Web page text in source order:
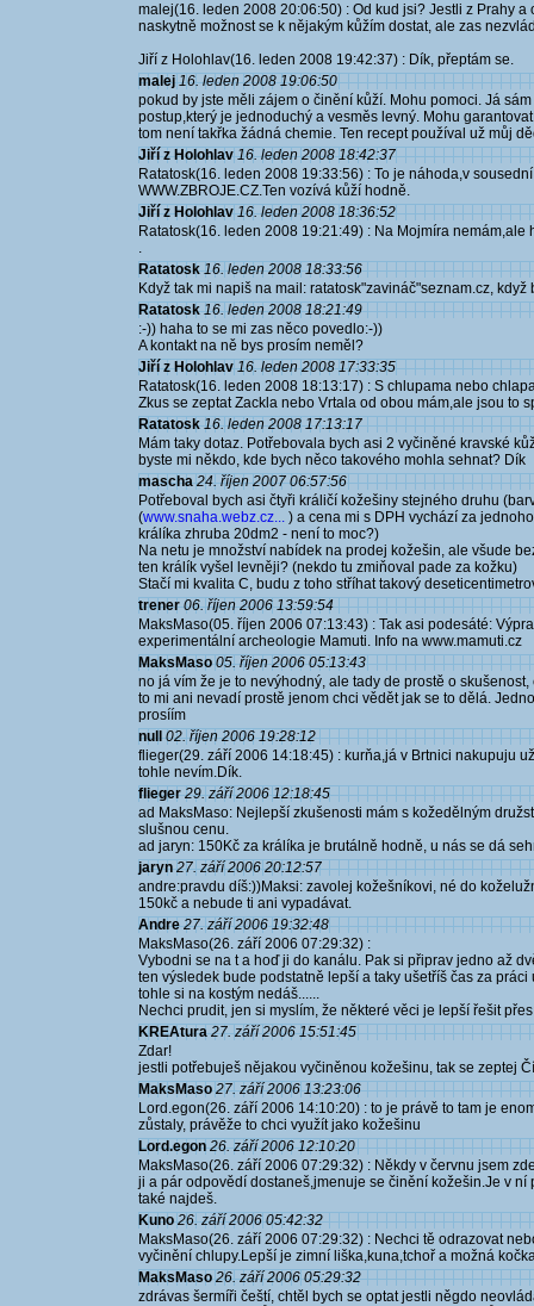
malej(16. leden 2008 20:06:50) : Od kud jsi? Jestli z Prahy
naskytně možnost se k nějakým kůžím dostat, ale zas
Jiří z Holohlav(16. leden 2008 19:42:37) : Dík, přeptám se.
malej 16. leden 2008 19:06:50
pokud by jste měli zájem o činění kůží. Mohu pomoci. Já
postup,který je jednoduchý a vesměs levný. Mohu
tom není takřka žádná chemie. Ten recept používal už můj
Jiří z Holohlav 16. leden 2008 18:42:37
Ratatosk(16. leden 2008 19:33:56) : To je náhoda,v
WWW.ZBROJE.CZ.Ten vozívá kůží hodně.
Jiří z Holohlav 16. leden 2008 18:36:52
Ratatosk(16. leden 2008 19:21:49) : Na Mojmíra
.
Ratatosk 16. leden 2008 18:33:56
Když tak mi napiš na mail: ratatosk"zavináč"seznam.cz,
Ratatosk 16. leden 2008 18:21:49
:-)) haha to se mi zas něco povedlo:-))
A kontakt na ně bys prosím neměl?
Jiří z Holohlav 16. leden 2008 17:33:35
Ratatosk(16. leden 2008 18:13:17) : S chlupama nebo
Zkus se zeptat Zackla nebo Vrtala od obou mám,ale jsou to
Ratatosk 16. leden 2008 17:13:17
Mám taky dotaz. Potřebovala bych asi 2 vyčiněné kravské
byste mi někdo, kde bych něco takového mohla sehnat? Dík
mascha 24. říjen 2007 06:57:56
Potřeboval bych asi čtyři králičí kožešiny stejného druhu
(www.snaha.webz.cz... ) a cena mi s DPH vychází za
králíka zhruba 20dm2 - není to moc?)
Na netu je množství nabídek na prodej kožešin, ale všude
ten králík vyšel levněji? (nekdo tu zmiňoval pade za kožku)
Stačí mi kvalita C, budu z toho stříhat takový
trener 06. říjen 2006 13:59:54
MaksMaso(05. říjen 2006 07:13:43) : Tak asi podesáté:
experimentální archeologie Mamuti. Info na www.mamuti.cz
MaksMaso 05. říjen 2006 05:13:43
no já vím že je to nevýhodný, ale tady de prostě o
to mi ani nevadí prostě jenom chci vědět jak se to dělá.
prosíím
null 02. říjen 2006 19:28:12
flieger(29. září 2006 14:18:45) : kurňa,já v Brtnici nakupuju
tohle nevím.Dík.
flieger 29. září 2006 12:18:45
ad MaksMaso: Nejlepší zkušenosti mám s kožedělným
slušnou cenu.
ad jaryn: 150Kč za králíka je brutálně hodně, u nás se dá
jaryn 27. září 2006 20:12:57
andre:pravdu díš:))Maksi: zavolej kožešníkovi, né do
150kč a nebude ti ani vypadávat.
Andre 27. září 2006 19:32:48
MaksMaso(26. září 2006 07:29:32) :
Vybodni se na t a hoď ji do kanálu. Pak si připrav jedno až
ten výsledek bude podstatně lepší a taky ušetříš čas za
tohle si na kostým nedáš......
Nechci prudit, jen si myslím, že některé věci je lepší řešit
KREAtura 27. září 2006 15:51:45
Zdar!
jestli potřebuješ nějakou vyčiněnou kožešinu, tak se zeptej
MaksMaso 27. září 2006 13:23:06
Lord.egon(26. září 2006 14:10:20) : to je právě to tam je
zůstaly, právěže to chci využít jako kožešinu
Lord.egon 26. září 2006 12:10:20
MaksMaso(26. září 2006 07:29:32) : Někdy v červnu jsem
ji a pár odpovědí dostaneš,jmenuje se činění kožešin.Je v
také najdeš.
Kuno 26. září 2006 05:42:32
MaksMaso(26. září 2006 07:29:32) : Nechci tě odrazovat
vyčinění chlupy.Lepší je zimní liška,kuna,tchoř a možná
MaksMaso 26. září 2006 05:29:32
zdrávas šermíři čeští, chtěl bych se optat jestli něgdo